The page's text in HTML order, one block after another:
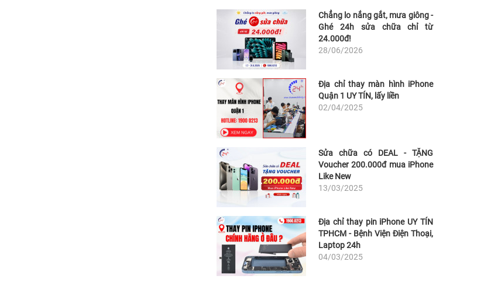
Chẳng lo nắng gắt, mưa giông -
Ghé 24h sửa chữa chỉ từ
24.000đ!
28/06/2026
Địa chỉ thay màn hình iPhone
Quận 1 UY TÍN, lấy liền
02/04/2025
Sửa chữa có DEAL - TẶNG
Voucher 200.000đ mua iPhone
Like New
13/03/2025
Địa chỉ thay pin iPhone UY TÍN
TPHCM - Bệnh Viện Điện Thoại,
Laptop 24h
04/03/2025